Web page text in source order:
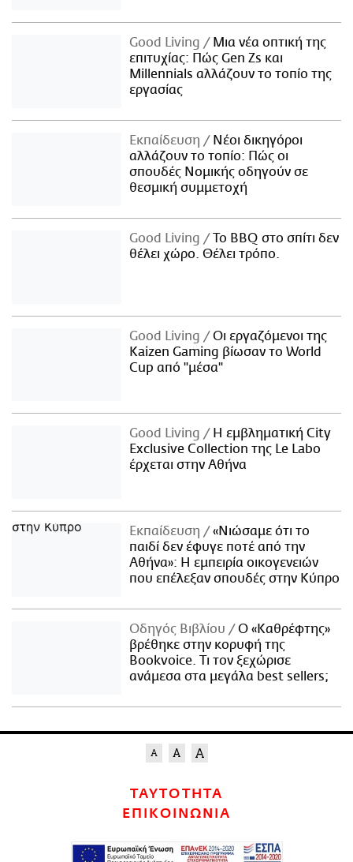
Good Living
Μια νέα οπτική της
επιτυχίας: Πώς Gen Zs και
Millennials αλλάζουν το τοπίο της
εργασίας
Εκπαίδευση
Νέοι δικηγόροι
αλλάζουν το τοπίο: Πώς οι
σπουδές Νομικής οδηγούν σε
θεσμική συμμετοχή
Good Living
Το BBQ στο σπίτι δεν
θέλει χώρο. Θέλει τρόπο.
Good Living
Οι εργαζόμενοι της
Kaizen Gaming βίωσαν το World
Cup από "μέσα"
Good Living
Η εμβληματική City
Exclusive Collection της Le Labo
έρχεται στην Αθήνα
Εκπαίδευση
«Νιώσαμε ότι το
παιδί δεν έφυγε ποτέ από την
Αθήνα»: Η εμπειρία οικογενειών
που επέλεξαν σπουδές στην Κύπρο
Οδηγός Βιβλίου
Ο «Καθρέφτης»
βρέθηκε στην κορυφή της
Bookvoice. Τι τον ξεχώρισε
ανάμεσα στα μεγάλα best sellers;
ΤΑΥΤΟΤΗΤΑ
ΕΠΙΚΟΙΝΩΝΙΑ